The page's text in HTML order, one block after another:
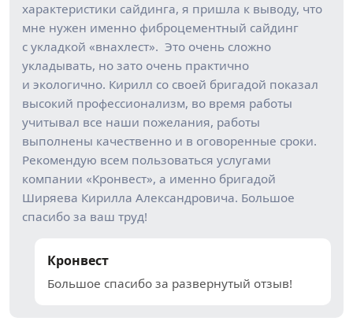
характеристики сайдинга, я пришла к выводу, что
мне нужен именно фиброцементный сайдинг
с укладкой «внахлест». Это очень сложно
укладывать, но зато очень практично
и экологично. Кирилл со своей бригадой показал
высокий профессионализм, во время работы
учитывал все наши пожелания, работы
выполнены качественно и в оговоренные сроки.
Рекомендую всем пользоваться услугами
компании «Кронвест», а именно бригадой
Ширяева Кирилла Александровича. Большое
спасибо за ваш труд!
Кронвест
Большое спасибо за развернутый отзыв!